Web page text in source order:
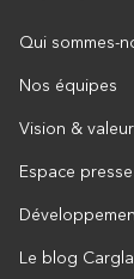
Qui sommes-
Nos équipes
Vision &
Espace presse
Le blog